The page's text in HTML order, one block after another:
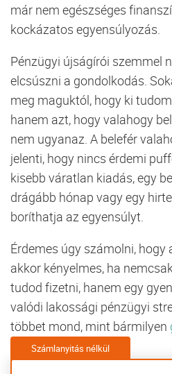
már nem egészséges
kockázatos egyensúlyozás.
Pénzügyi újságírói szemmel
elcsúszni a gondolkodás.
meg maguktól, hogy ki
hanem azt, hogyvalahogy
nem ugyanaz. A belefér
jelenti, hogy nincs érdemi
kisebb váratlan kiadás,egy
drágább hónap vagyegy
boríthatja az egyensúlyt.
Érdemes úgy számolni, hogy
akkor kényelmes, ha nemcsak
tudod fizetni, hanem egy
valódi lakossági pénzügyi
többet mond, mint bármilyen
Számlanyitás nélkül